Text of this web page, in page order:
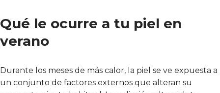
Qué le ocurre a tu piel en
verano
Durante los meses de más calor, la piel se ve expuesta a
un conjunto de factores externos que alteran su